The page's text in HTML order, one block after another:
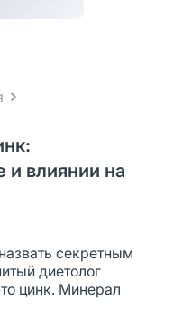
и влиянии на
секретным
диетолог
цинк. Минерал